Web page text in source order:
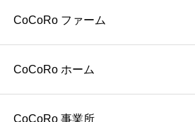
よ
会社
境を提供
就労継続支援A型
CoCoRo ファーム
CoCoRo ホーム
CoCoRo 事業所